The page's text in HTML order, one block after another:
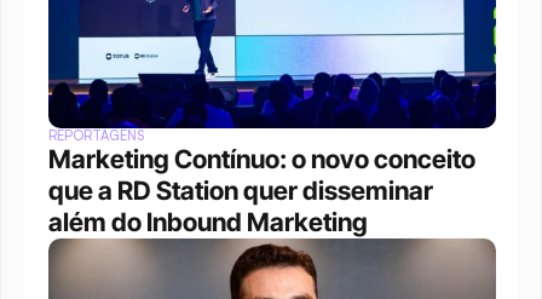
REPORTAGENS
Marketing Contínuo: o novo conceito
que a RD Station quer disseminar
além do Inbound Marketing